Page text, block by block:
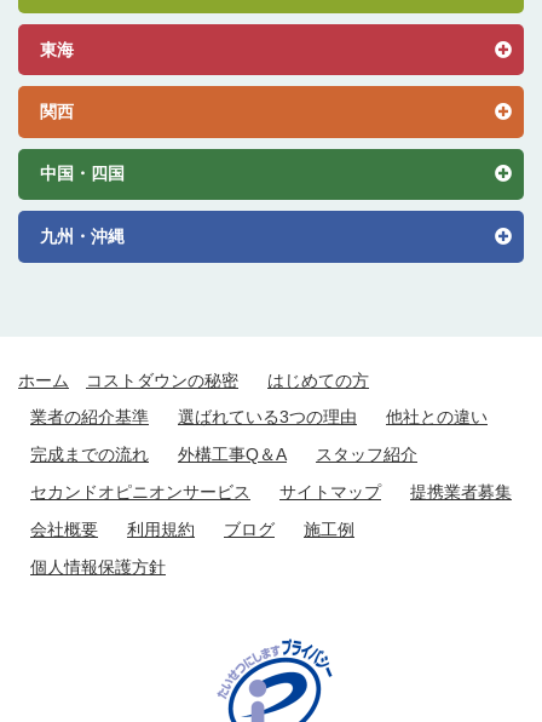
東海
関西
中国・四国
九州・沖縄
ホーム コストダウンの秘密
はじめての方
業者の紹介基準
選ばれている3つの理由
他社との違い
完成までの流れ
外構工事Q＆A
スタッフ紹介
セカンドオピニオンサービス
サイトマップ
提携業者募集
会社概要
利用規約 ブログ
施工例
個人情報保護方針